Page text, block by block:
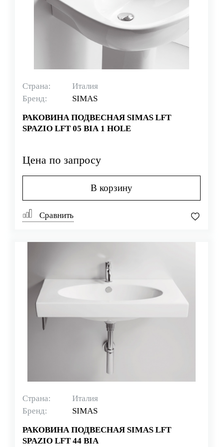
Страна:
Италия
Бренд:
SIMAS
РАКОВИНА ПОДВЕСНАЯ SIMAS LFT
SPAZIO LFT 05 BIA 1 HOLE
Цена по запросу
В корзину
Сравнить
Страна:
Италия
Бренд:
SIMAS
РАКОВИНА ПОДВЕСНАЯ SIMAS LFT
SPAZIO LFT 44 BIA